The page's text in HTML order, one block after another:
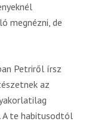
megnézni, de
Petriről írsz
az
te habitusodtól